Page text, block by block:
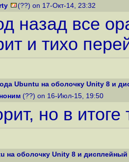
(??) on 17-Окт-14, 23:32
назад все
и тихо
Ubuntu на оболочку Unity 8 и
(??) on 16-Июл-15, 19:50
но в
на оболочку Unity 8 и